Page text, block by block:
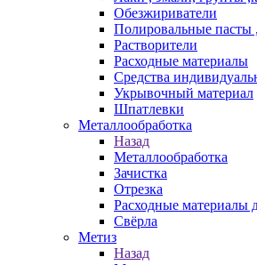
Обезжириватели
Полировальные пасты
Растворители
Расходные материалы
Средства
Укрывочный материал
Шпатлевки
Металлообработка
Назад
Металлообработка
Зачистка
Отрезка
Расходные материалы
Свёрла
Метиз
Назад